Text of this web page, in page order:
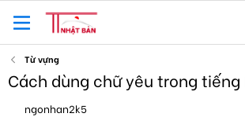
Từ vựng
Cách dùng chữ yêu trong tiếng
hngonhan2k5